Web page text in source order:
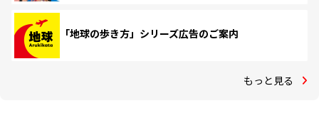
「地球の歩き方」シリーズ広告のご案内
もっと見る